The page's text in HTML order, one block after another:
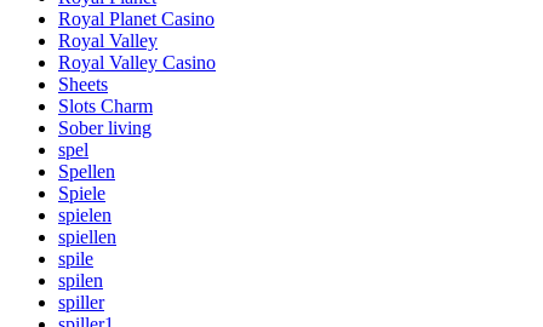
Royal Planet Casino
Royal Valley
Royal Valley Casino
Sheets
Slots Charm
Sober living
spel
Spellen
Spiele
spielen
spiellen
spile
spilen
spiller